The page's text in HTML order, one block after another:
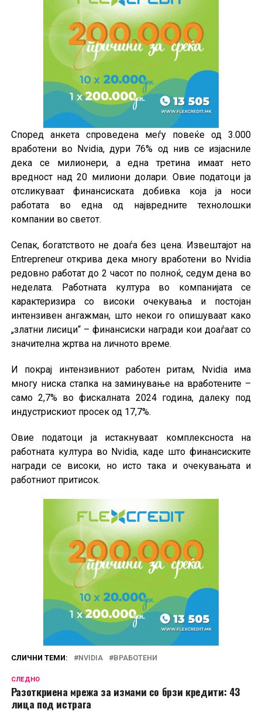
Според анкета спроведена меѓу повеќе од 3.000
вработени во Nvidia, дури 76% од нив се изјасниле
дека се милионери, а една третина имаат нето
вредност над 20 милиони долари. Овие податоци ја
отсликуваат финансиската добивка која ја носи
работата во една од највредните технолошки
компании во светот.
Сепак, богатството не доаѓа без цена. Извештајот на
Entrepreneur открива дека многу вработени во Nvidia
редовно работат до 2 часот по полноќ, седум дена во
неделата. Работната култура во компанијата се
карактеризира со високи очекувања и постојан
интензивен ангажман, што некои го опишуваат како
„златни лисици“ – финансиски награди кои доаѓаат со
значителна жртва на личното време.
И покрај интензивниот работен ритам, Nvidia има
многу ниска стапка на заминување на вработените –
само 2,7% во фискалната 2024 година, далеку под
индустрискиот просек од 17,7%.
Овие податоци ја истакнуваат комплексноста на
работната култура во Nvidia, каде што финансиските
награди се високи, но исто така и очекувањата и
работниот притисок.
СЛИЧНИ ТЕМИ: NVIDIA ВРАБОТЕНИ
СЛЕДНО
Разоткриена мрежа за измами со брзи кредити: 43
лица под истрага